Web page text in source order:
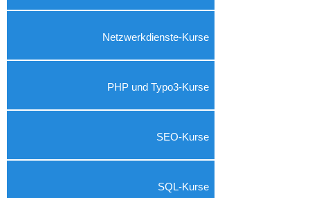
Netzwerkdienste-Kurse
PHP und Typo3-Kurse
SEO-Kurse
SQL-Kurse